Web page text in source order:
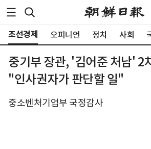
조선경제 오피니언 정치 사회
중기부 장관, '김어준 처남' 2
"인사권자가 판단할 일"
중소벤처기업부 국정감사